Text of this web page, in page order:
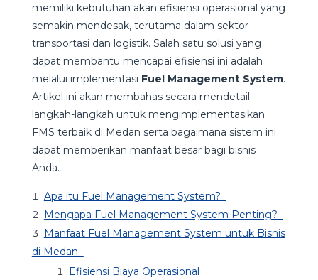
memiliki kebutuhan akan efisiensi operasional yang
semakin mendesak, terutama dalam sektor
transportasi dan logistik. Salah satu solusi yang
dapat membantu mencapai efisiensi ini adalah
melalui implementasi Fuel Management System.
Artikel ini akan membahas secara mendetail
langkah-langkah untuk mengimplementasikan
FMS terbaik di Medan serta bagaimana sistem ini
dapat memberikan manfaat besar bagi bisnis
Anda.
Apa itu Fuel Management System?
Mengapa Fuel Management System Penting?
Manfaat Fuel Management System untuk Bisnis
di Medan
Efisiensi Biaya Operasional